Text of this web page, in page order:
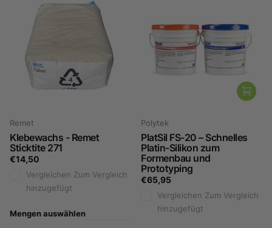
Remet
Klebewachs - Remet
Sticktite 271
€14,50
Vergleichen Zum Vergleich
hinzugefügt
Mengen auswählen
Polytek
PlatSil FS-20 – Schnelles
Platin-Silikon zum
Formenbau und
Prototyping
€65,95
Vergleichen Zum Vergleich
hinzugefügt